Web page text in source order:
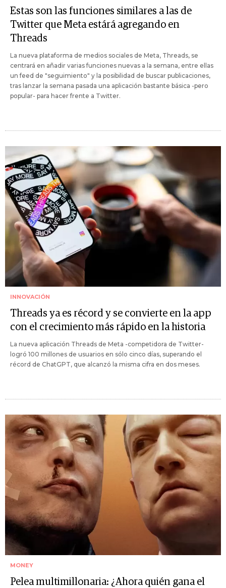
Estas son las funciones similares a las de
Twitter que Meta estárá agregando en
Threads
La nueva plataforma de medios sociales de Meta, Threads, se
centrará en añadir varias funciones nuevas a la semana, entre ellas
un feed de "seguimiento" y la posibilidad de buscar publicaciones,
tras lanzar la semana pasada una aplicación bastante básica -pero
popular- para hacer frente a Twitter.
INNOVACIÓN
Threads ya es récord y se convierte en la app
con el crecimiento más rápido en la historia
La nueva aplicación Threads de Meta -competidora de Twitter-
logró 100 millones de usuarios en sólo cinco días, superando el
récord de ChatGPT, que alcanzó la misma cifra en dos meses.
MONEY
Pelea multimillonaria: ¿Ahora quién gana el